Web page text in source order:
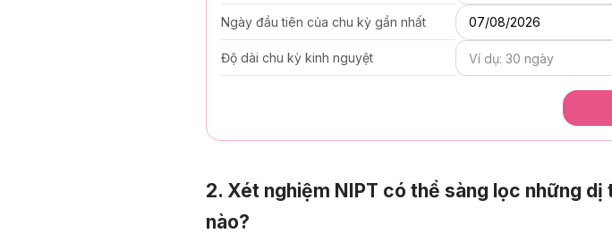
Ngày đầu tiên của chu kỳ gần nhất 07/08/2026
Độ dài chu kỳ kinh nguyệt
2. Xét nghiệm NIPT có thể sàng lọc những dị
nào?